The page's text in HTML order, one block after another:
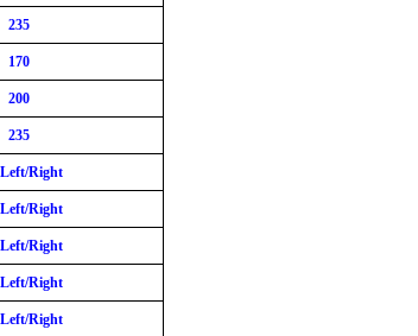
235
170
200
235
Left/Right
Left/Right
Right
Right
Left/Right